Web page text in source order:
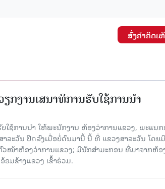
ສົ່ງຄໍາຄິດເ
ກງານເສນາທິການຮັບໃຊ້ການນໍາ
ໃຊ້ການນໍາ ໃຫ້ພະນັກງານ ຫ້ອງວ່າການແຂວງ, ພະແນ
ລະວັນ ປິດລົງເມື່ອ​ບໍ່​ດົນ​ມາ​ນີ້ ນີ້ ທີ່ ແຂວງສາລະວັນ ໂດຍ​
ໜ້າຫ້ອງວ່າການແຂວງ; ມີນັກສຳມະກອນ ທີ່ມາຈາກຫ້ອ
ມຂ້າງແຂວງ ເຂົ້າຮ່ວມ.